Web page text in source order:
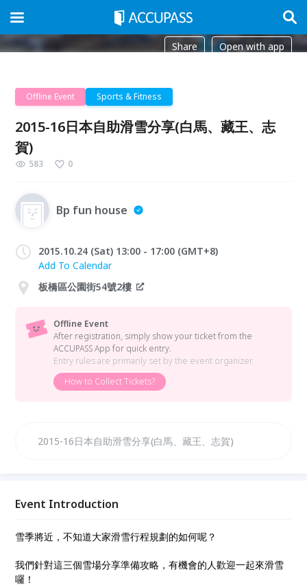
Share Open with app
Offline Event Sports & Fitness
2015-16日本自助滑雪分享(白馬、藏王、志
賀)
583 0
Bp fun house
2015.10.24 (Sat) 13:00 - 17:00 (GMT+8)
Add To Calendar
板橋區公園街54號2樓
Offline Event
After registration, simply show your ticket from the
ACCUPASS App for quick entry.
Entry rules are primarily set by the event organizer.
How to Collect Tickets?
2015-16日本自助滑雪分享(白馬、藏王、志賀)
Event Introduction
雪季將近，不知道大家滑雪行程規劃的如何呢？
我們針對這三個雪場分享準備攻略，有機會的人歡迎一起來滑雪
囉！